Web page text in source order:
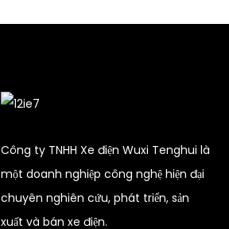
XBT Wuxi Tenghui...
Công ty TNHH Xe điện Wuxi Tenghui là
một doanh nghiệp công nghệ hiện đại
chuyên nghiên cứu, phát triển, sản
xuất và bán xe điện.